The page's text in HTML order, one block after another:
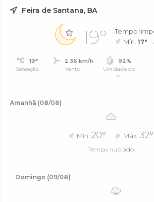
Feira de Santana, BA
19°
Tempo
Mín.17°
19°
Sensação
2.36 km/h
Vento
92%
Umidade do
ar
Amanhã (08/08)
Mín. 20° Máx. 32°
Tempo nublado
Domingo (09/08)